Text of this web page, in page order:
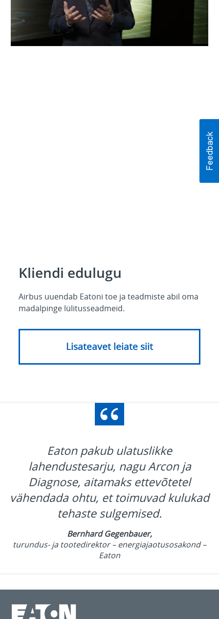
Play
Kliendi edulugu
Airbus uuendab Eatoni toe ja teadmiste abil oma
madalpinge lülitusseadmeid.
Lisateavet leiate siit
Eaton pakub ulatuslikke
lahendustesarju, nagu Arcon ja
Diagnose, aitamaks ettevõtetel
vähendada ohtu, et toimuvad kulukad
tehaste sulgemised.
Bernhard Gegenbauer,
turundus- ja tootedirektor – energiajaotusosakond –
Eaton